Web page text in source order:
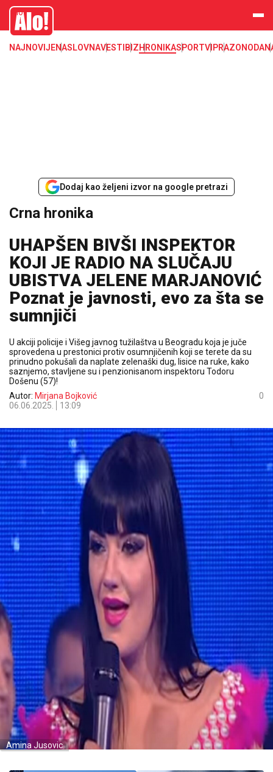
Crna hronika, smrt, ubistvo, likvidacija, krađa, pljačka, hapšenje, policija,
poginuli, zaplena, carina
Alo
NAJNOVIJENASLOVNAVESTI BIZHRONIKASPORTVIPRAZONODA
Dodaj kao željeni izvor na google pretrazi
Crna hronika
UHAPŠEN BIVŠI INSPEKTOR
KOJI JE RADIO NA SLUČAJU
UBISTVA JELENE MARJANOVIĆ
Poznat je javnosti, evo za šta se
sumnjiči
U akciji policije i Višeg javnog tužilaštva u Beogradu koja je juče
sprovedena u prestonici protiv osumnjičenih koji se terete da su
prinudno pokušali da naplate zelenaški dug, lisice na ruke, kako
saznjemo, stavljene su i penzionisanom inspektoru Todoru
Došenu (57)!
Autor: Mirjana Bojković
06.06.2025.
13:09
0
Amina Jusovic